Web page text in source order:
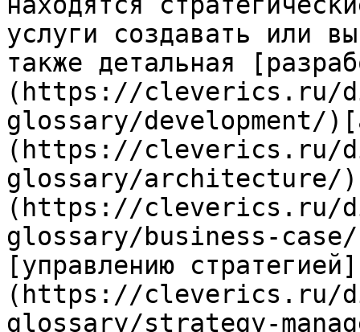
услуги создавать или
также детальная
(https://cleverics.ru/
glossary/development/
(https://cleverics.ru/
glossary/architecture/)
(https://cleverics.ru/
glossary/business-
[управлению стратегией]
(https://cleverics.ru/
glossary/strategy-